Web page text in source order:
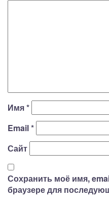
Имя*
Email*
Сайт
Сохранить моё имя,
браузере для